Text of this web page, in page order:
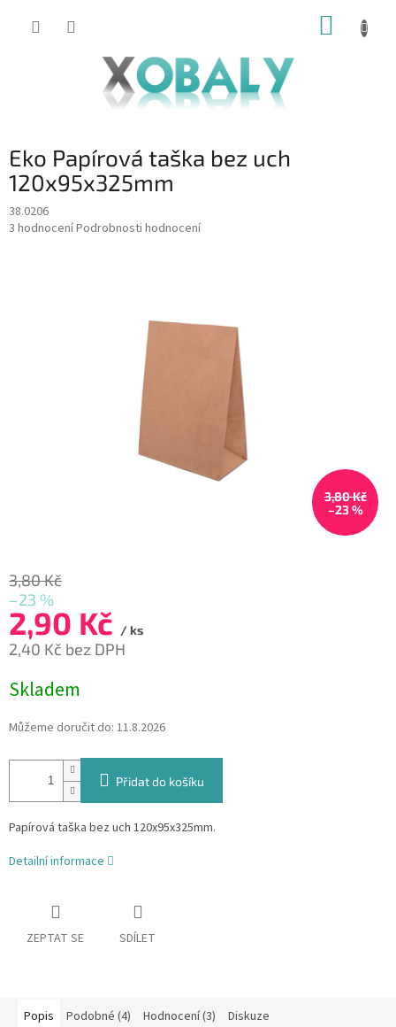
KOŠÍK
Eko Papírová taška bez uch
120x95x325mm
38.0206
Průměrné
3 hodnoceníPodrobnosti hodnocení
3,80 Kč
–23 %
3,80 Kč
–23 %
2,90 Kč / ks
2,40 Kč bez DPH
cena:
Skladem
Můžeme doručit do: 11.8.2026
Přidat do košíku
Papírová taška bez uch 120x95x325mm.
Detailní informace
ZEPTAT SE SDÍLET
Popis Podobné (4) Hodnocení (3) Diskuze